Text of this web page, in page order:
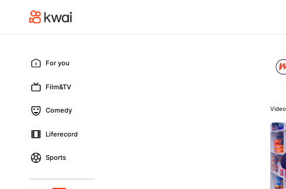
For you
Film&TV
Comedy
Liferecord
Sports
Video